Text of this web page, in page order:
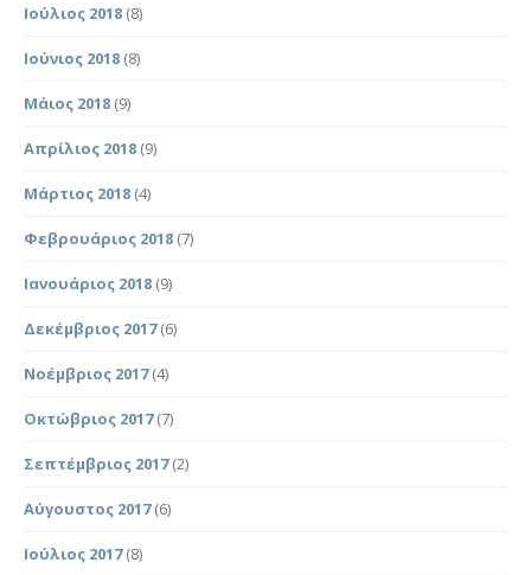
Ιούλιος 2018 (8)
Ιούνιος 2018 (8)
Μάιος 2018 (9)
Απρίλιος 2018 (9)
Μάρτιος 2018 (4)
Φεβρουάριος 2018 (7)
Ιανουάριος 2018 (9)
Δεκέμβριος 2017(6)
Νοέμβριος 2017(4)
Οκτώβριος 2017(7)
Σεπτέμβριος 2017(2)
Αύγουστος 2017(6)
Ιούλιος 2017(8)